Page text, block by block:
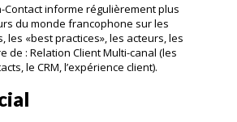
Contact informe régulièrement plus
du monde francophone sur les
les «best practices», les acteurs, les
de : Relation Client Multi-canal (les
le CRM, l’expérience client).